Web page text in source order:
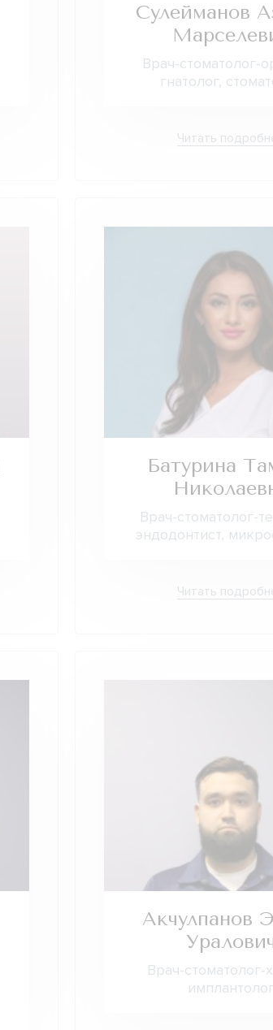
Сулейманов
Врач-стоматолог-
гнатолог,
Читать
Батурина
Врач-стоматолог-
эндодонтист,
Читать
Акчулпанов
Врач-стоматолог-